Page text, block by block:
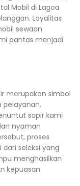
Mobil di Lagoa
Loyalitas
sewaan
pantas menjadi
merupakan simbol
pelayanan.
sopir kami
nyaman
proses
seleksi yang
menghasilkan
kepuasan